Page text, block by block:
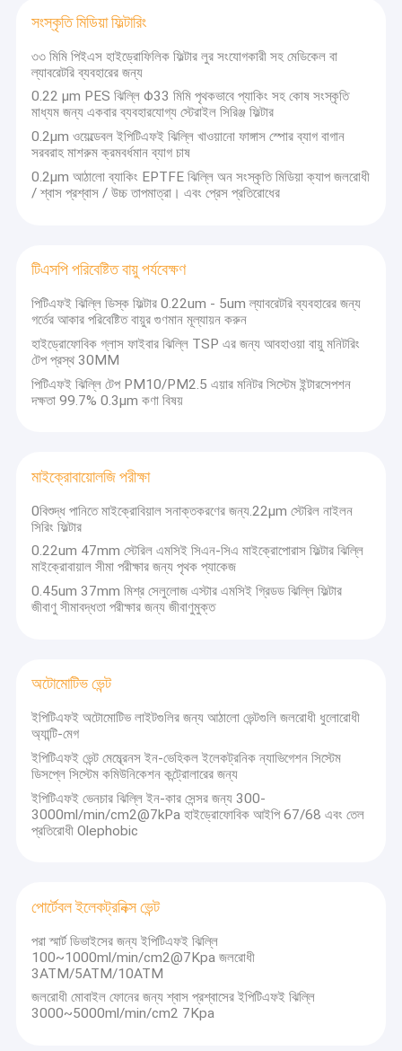
সংস্কৃতি মিডিয়া ফিল্টারিং
৩৩ মিমি পিইএস হাইড্রোফিলিক ফিল্টার লুর সংযোগকারী সহ মেডিকেল বা
ল্যাবরেটরি ব্যবহারের জন্য
0.22 μm PES ঝিল্লি Φ33 মিমি পৃথকভাবে প্যাকিং সহ কোষ সংস্কৃতি
মাধ্যম জন্য একবার ব্যবহারযোগ্য স্টেরাইল সিরিঞ্জ ফিল্টার
0.2μm ওয়েল্ডেবল ইপিটিএফই ঝিল্লি খাওয়ানো ফাঙ্গাস স্পোর ব্যাগ বাগান
সরবরাহ মাশরুম ক্রমবর্ধমান ব্যাগ চাষ
0.2μm আঠালো ব্যাকিং EPTFE ঝিল্লি অন সংস্কৃতি মিডিয়া ক্যাপ জলরোধী
/ শ্বাস প্রশ্বাস / উচ্চ তাপমাত্রা। এবং প্রেস প্রতিরোধের
টিএসপি পরিবেষ্টিত বায়ু পর্যবেক্ষণ
পিটিএফই ঝিল্লি ডিস্ক ফিল্টার 0.22um - 5um ল্যাবরেটরি ব্যবহারের জন্য
গর্তের আকার পরিবেষ্টিত বায়ুর গুণমান মূল্যায়ন করুন
হাইড্রোফোবিক গ্লাস ফাইবার ঝিল্লি TSP এর জন্য আবহাওয়া বায়ু মনিটরিং
টেপ প্রস্থ 30MM
পিটিএফই ঝিল্লি টেপ PM10/PM2.5 এয়ার মনিটর সিস্টেম ইন্টারসেপশন
দক্ষতা 99.7% 0.3μm কণা বিষয়
মাইক্রোবায়োলজি পরীক্ষা
0বিশুদ্ধ পানিতে মাইক্রোবিয়াল সনাক্তকরণের জন্য.22μm স্টেরিল নাইলন
সিরিং ফিল্টার
0.22um 47mm স্টেরিল এমসিই সিএন-সিএ মাইক্রোপোরাস ফিল্টার ঝিল্লি
মাইক্রোবায়াল সীমা পরীক্ষার জন্য পৃথক প্যাকেজ
0.45um 37mm মিশ্র সেলুলোজ এস্টার এমসিই গ্রিডড ঝিল্লি ফিল্টার
জীবাণু সীমাবদ্ধতা পরীক্ষার জন্য জীবাণুমুক্ত
অটোমোটিভ ভেন্ট
ইপিটিএফই অটোমোটিভ লাইটগুলির জন্য আঠালো ভেন্টগুলি জলরোধী ধুলোরোধী
অ্যান্টি-মেগ
ইপিটিএফই ভেন্ট মেম্ব্রেনস ইন-ভেহিকল ইলেকট্রনিক ন্যাভিগেশন সিস্টেম
ডিসপ্লে সিস্টেম কমিউনিকেশন কন্ট্রোলারের জন্য
ইপিটিএফই ভেনচার ঝিল্লি ইন-কার সেন্সর জন্য 300-
3000ml/min/cm2@7kPa হাইড্রোফোবিক আইপি 67/68 এবং তেল
প্রতিরোধী Olephobic
পোর্টেবল ইলেকট্রনিক্স ভেন্ট
পরা স্মার্ট ডিভাইসের জন্য ইপিটিএফই ঝিল্লি
100~1000ml/min/cm2@7Kpa জলরোধী
3ATM/5ATM/10ATM
জলরোধী মোবাইল ফোনের জন্য শ্বাস প্রশ্বাসের ইপিটিএফই ঝিল্লি
3000~5000ml/min/cm2 7Kpa